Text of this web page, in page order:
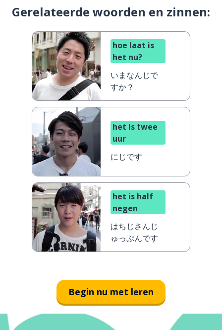
Gerelateerde woorden en zinnen:
hoe laat is
het nu?
いまなんじで
すか？
het is twee
uur
にじです
het is half
negen
はちじさんじ
ゅっぷんです
Begin nu met leren